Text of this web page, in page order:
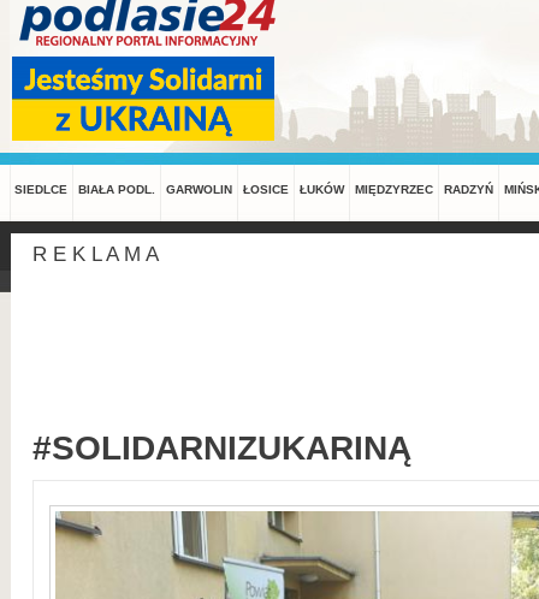
SIEDLCE BIAŁA PODL. GARWOLIN ŁOSICE ŁUKÓW MIĘDZYRZEC RADZYŃ
R E K L A M A
#SOLIDARNIZUKARINĄ